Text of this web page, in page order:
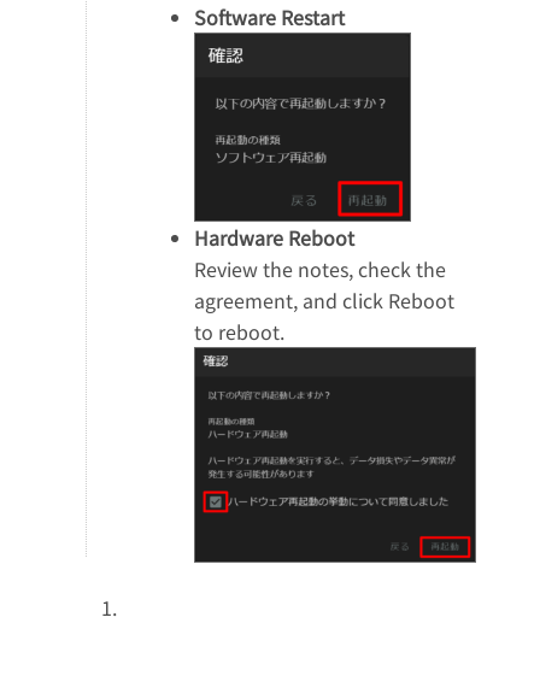
Software Restart
Hardware Reboot
Review the notes, check the
agreement, and click Reboot
to reboot.